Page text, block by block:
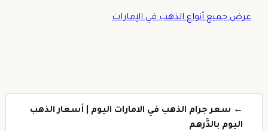
عرض جميع أنواع الذهب في الإمارات
← سعر جرام الذهب في الامارات اليوم | أسعار الذهب
اليوم بالدَّرهم